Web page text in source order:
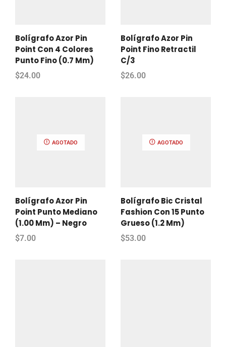
Bolígrafo Azor Pin
Point Con 4 Colores
Punto Fino (0.7 Mm)
$24.00
Bolígrafo Azor Pin
Point Fino Retractil
C/3
$26.00
AGOTADO
Bolígrafo Azor Pin
Point Punto Mediano
(1.00 Mm) – Negro
$7.00
AGOTADO
Bolígrafo Bic Cristal
Fashion Con 15 Punto
Grueso (1.2 Mm)
$53.00